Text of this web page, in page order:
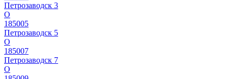
Петрозаводск 3
О
185005
Петрозаводск 5
О
185007
Петрозаводск 7
О